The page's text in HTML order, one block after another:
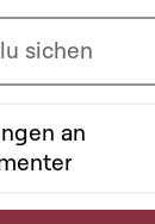
recherche
sichen
an